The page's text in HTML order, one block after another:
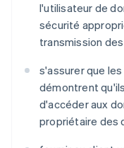
l'utilisateur de
sécurité
transmission
s'assurer que
démontrent
d'accéder aux
propriétaire des